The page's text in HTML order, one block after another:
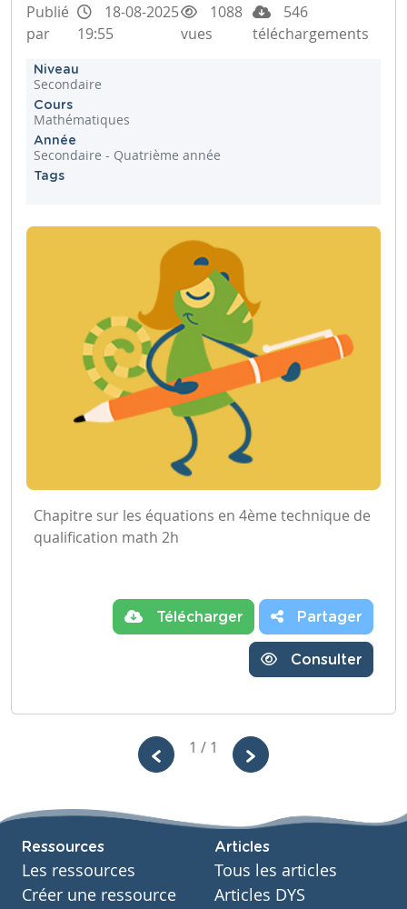
Publié
par
18-08-2025
19:55
1088
vues
546
téléchargements
Niveau
Secondaire
Cours
Mathématiques
Année
Secondaire - Quatrième année
Tags
Chapitre sur les équations en 4ème technique de
qualification math 2h
Télécharger Partager
Consulter
1 / 1
Ressources
Les ressources
Créer une ressource
Articles
Tous les articles
Articles DYS